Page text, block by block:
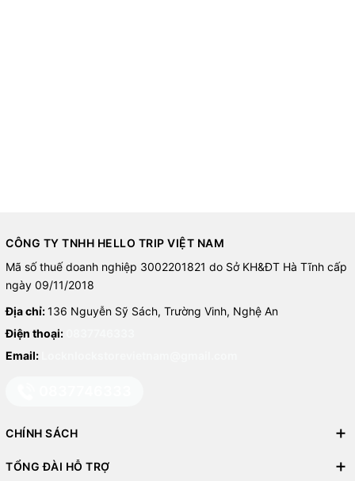
CÔNG TY TNHH HELLO TRIP VIỆT NAM
Mã số thuế doanh nghiệp 3002201821 do Sở KH&ĐT Hà Tĩnh cấp
ngày 09/11/2018
Địa chỉ:136 Nguyễn Sỹ Sách, Trường Vinh, Nghệ An
Điện thoại:
Email:
CHÍNH SÁCH
TỔNG ĐÀI HỖ TRỢ